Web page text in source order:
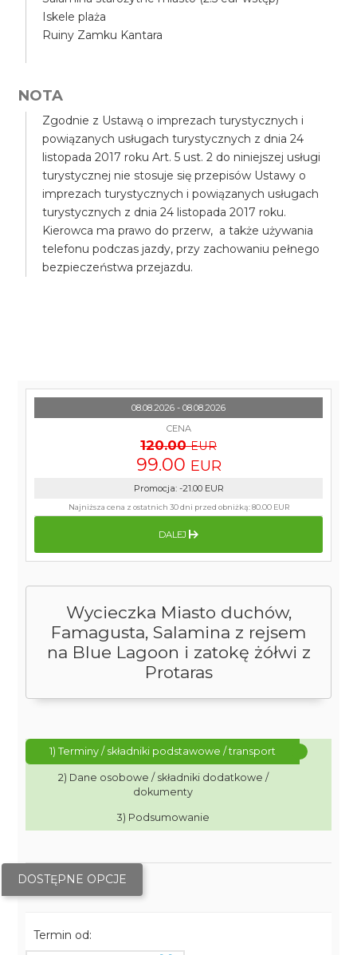
Iskele plaża
Ruiny Zamku Kantara
NOTA
Zgodnie z Ustawą o imprezach turystycznych i
powiązanych usługach turystycznych z dnia 24
listopada 2017 roku Art. 5 ust. 2 do niniejszej usługi
turystycznej nie stosuje się przepisów Ustawy o
imprezach turystycznych i powiązanych usługach
turystycznych z dnia 24 listopada 2017 roku.
Kierowca ma prawo do przerw, a także używania
telefonu podczas jazdy, przy zachowaniu pełnego
bezpieczeństwa przejazdu.
Wycieczka Miasto duchów,
Famagusta, Salamina z rejsem
na Blue Lagoon i zatokę żółwi z
Protaras
1) Terminy / składniki podstawowe / transport
2) Dane osobowe / składniki dodatkowe /
dokumenty
3) Podsumowanie
DOSTĘPNE OPCJE
Termin od:
08.08.2026 - 08.08.2026
CENA
120.00 EUR
99.00 EUR
Promocja: -21.00 EUR
Najniższa cena z ostatnich 30 dni przed obniżką:80.00 EUR
DALEJ